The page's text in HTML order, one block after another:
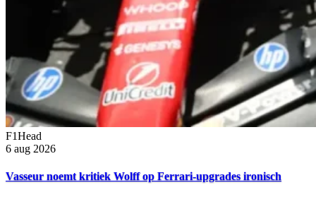
F1Head
6 aug 2026
Vasseur noemt kritiek Wolff op Ferrari-upgrades ironisch